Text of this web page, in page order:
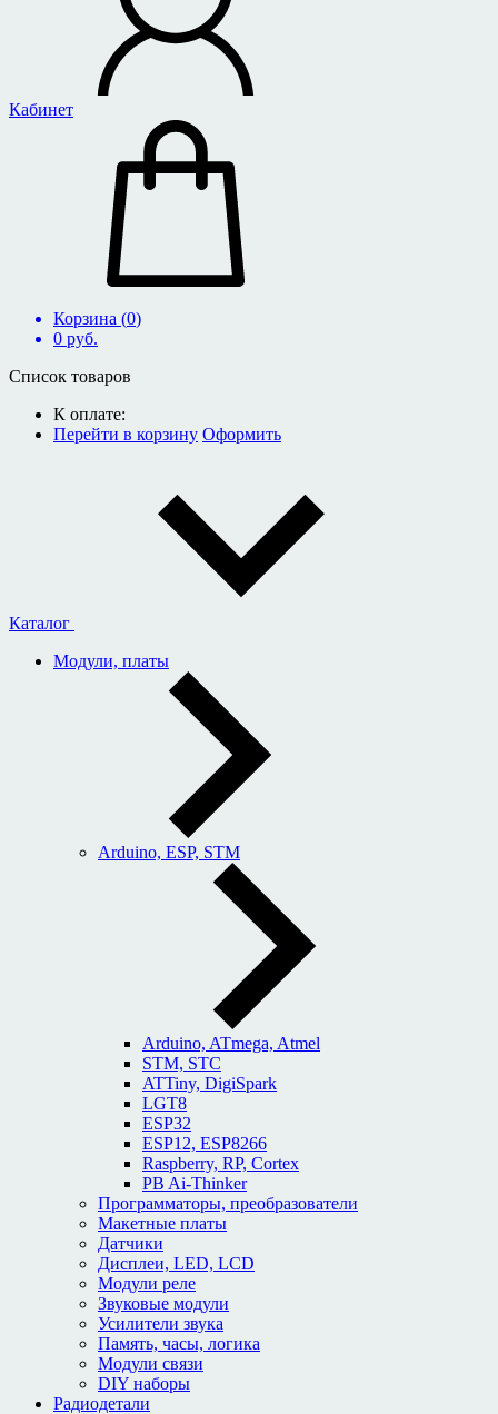
Кабинет
Корзина (0)
0 руб.
Список товаров
К оплате:
Перейти в корзину Оформить
Каталог
Модули, платы
Arduino, ESP, STM
Arduino, ATmega, Atmel
STM, STC
ATTiny, DigiSpark
LGT8
ESP32
ESP12, ESP8266
Raspberry, RP, Cortex
PB Ai-Thinker
Программаторы, преобразователи
Макетные платы
Датчики
Дисплеи, LED, LCD
Модули реле
Звуковые модули
Усилители звука
Память, часы, логика
Модули связи
DIY наборы
Радиодетали